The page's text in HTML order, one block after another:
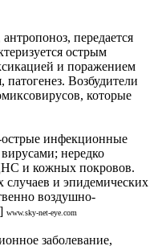
передается
острым
и поражением
патогенез. Возбудители
которые
инфекционные
нередко
и кожных покровов.
случаев и эпидемических
воздушно-
www.sky-net-eye.com
заболевание,